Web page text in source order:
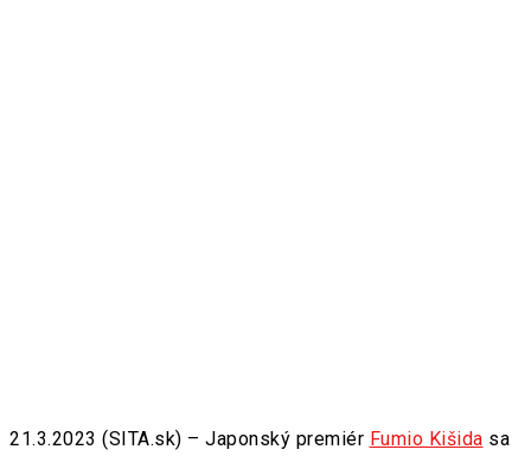
21.3.2023 (SITA.sk) – Japonský premiér Fumio Kišida sa